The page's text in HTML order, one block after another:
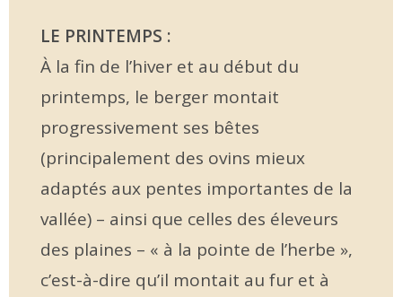
LE PRINTEMPS :
À la fin de l’hiver et au début du
printemps, le berger montait
progressivement ses bêtes
(principalement des ovins mieux
adaptés aux pentes importantes de la
vallée) – ainsi que celles des éleveurs
des plaines – « à la pointe de l’herbe »,
c’est-à-dire qu’il montait au fur et à